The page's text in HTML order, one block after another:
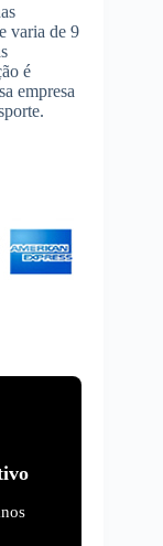
varia de 9
é
empresa